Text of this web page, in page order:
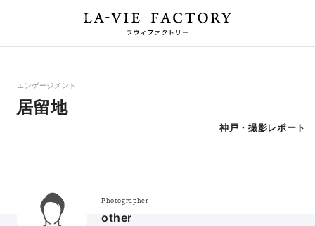
エンゲージメント
居留地
神戸・撮影レポート
Photographer
other